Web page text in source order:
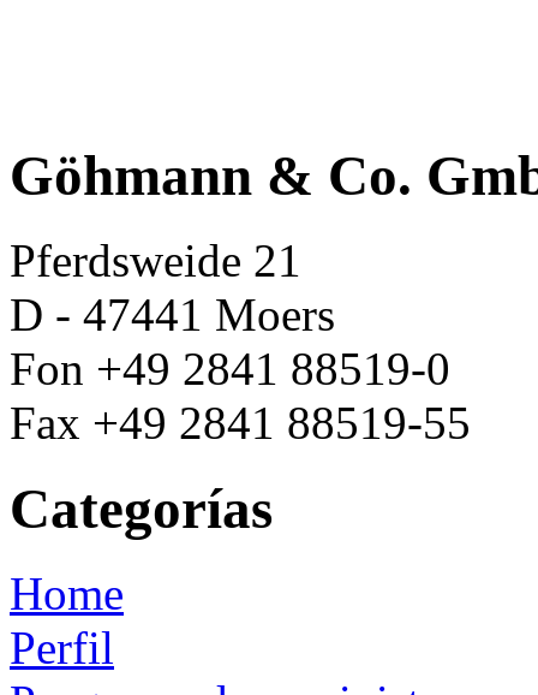
Göhmann & Co.
Pferdsweide 21
D - 47441 Moers
Fon +49 2841 88519-0
Fax +49 2841 88519-55
Categorías
Home
Perfil